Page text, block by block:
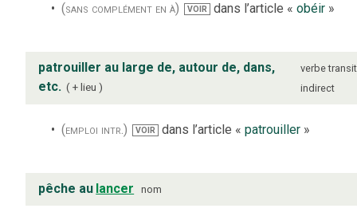
(sans complément en à)
VOIR dans l’article « obéir»
patrouiller au large de, autour de, dans,
etc.
+ lieu
verbe
indirect
(emploi intr.) VOIR dans l’article « patrouiller»
pêche au lancer nom